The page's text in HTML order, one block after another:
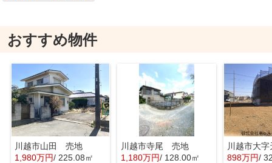
おすすめ物件
川越市山田 売地
1,980万円/ 225.08㎡
川越市寺尾 売地
1,180万円/ 128.00㎡ 898万円/